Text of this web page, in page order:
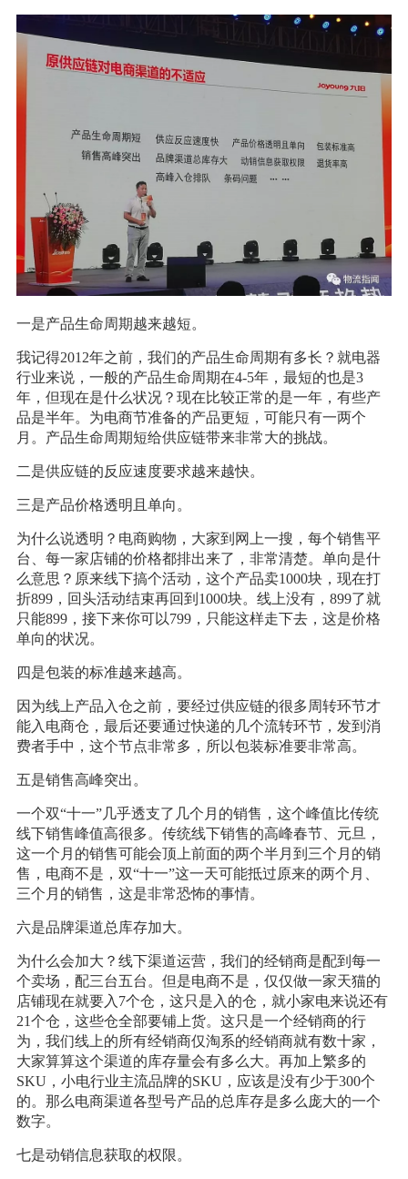
一是产品生命周期越来越短。
我记得2012年之前，我们的产品生命周期有多长？就电器
行业来说，一般的产品生命周期在4-5年，最短的也是3
年，但现在是什么状况？现在比较正常的是一年，有些产
品是半年。为电商节准备的产品更短，可能只有一两个
月。产品生命周期短给供应链带来非常大的挑战。
二是供应链的反应速度要求越来越快。
三是产品价格透明且单向。
为什么说透明？电商购物，大家到网上一搜，每个销售平
台、每一家店铺的价格都排出来了，非常清楚。单向是什
么意思？原来线下搞个活动，这个产品卖1000块，现在打
折899，回头活动结束再回到1000块。线上没有，899了就
只能899，接下来你可以799，只能这样走下去，这是价格
单向的状况。
四是包装的标准越来越高。
因为线上产品入仓之前，要经过供应链的很多周转环节才
能入电商仓，最后还要通过快递的几个流转环节，发到消
费者手中，这个节点非常多，所以包装标准要非常高。
五是销售高峰突出。
一个双“十一”几乎透支了几个月的销售，这个峰值比传统
线下销售峰值高很多。传统线下销售的高峰春节、元旦，
这一个月的销售可能会顶上前面的两个半月到三个月的销
售，电商不是，双“十一”这一天可能抵过原来的两个月、
三个月的销售，这是非常恐怖的事情。
六是品牌渠道总库存加大。
为什么会加大？线下渠道运营，我们的经销商是配到每一
个卖场，配三台五台。但是电商不是，仅仅做一家天猫的
店铺现在就要入7个仓，这只是入的仓，就小家电来说还有
21个仓，这些仓全部要铺上货。这只是一个经销商的行
为，我们线上的所有经销商仅淘系的经销商就有数十家，
大家算算这个渠道的库存量会有多么大。再加上繁多的
SKU，小电行业主流品牌的SKU，应该是没有少于300个
的。那么电商渠道各型号产品的总库存是多么庞大的一个
数字。
七是动销信息获取的权限。